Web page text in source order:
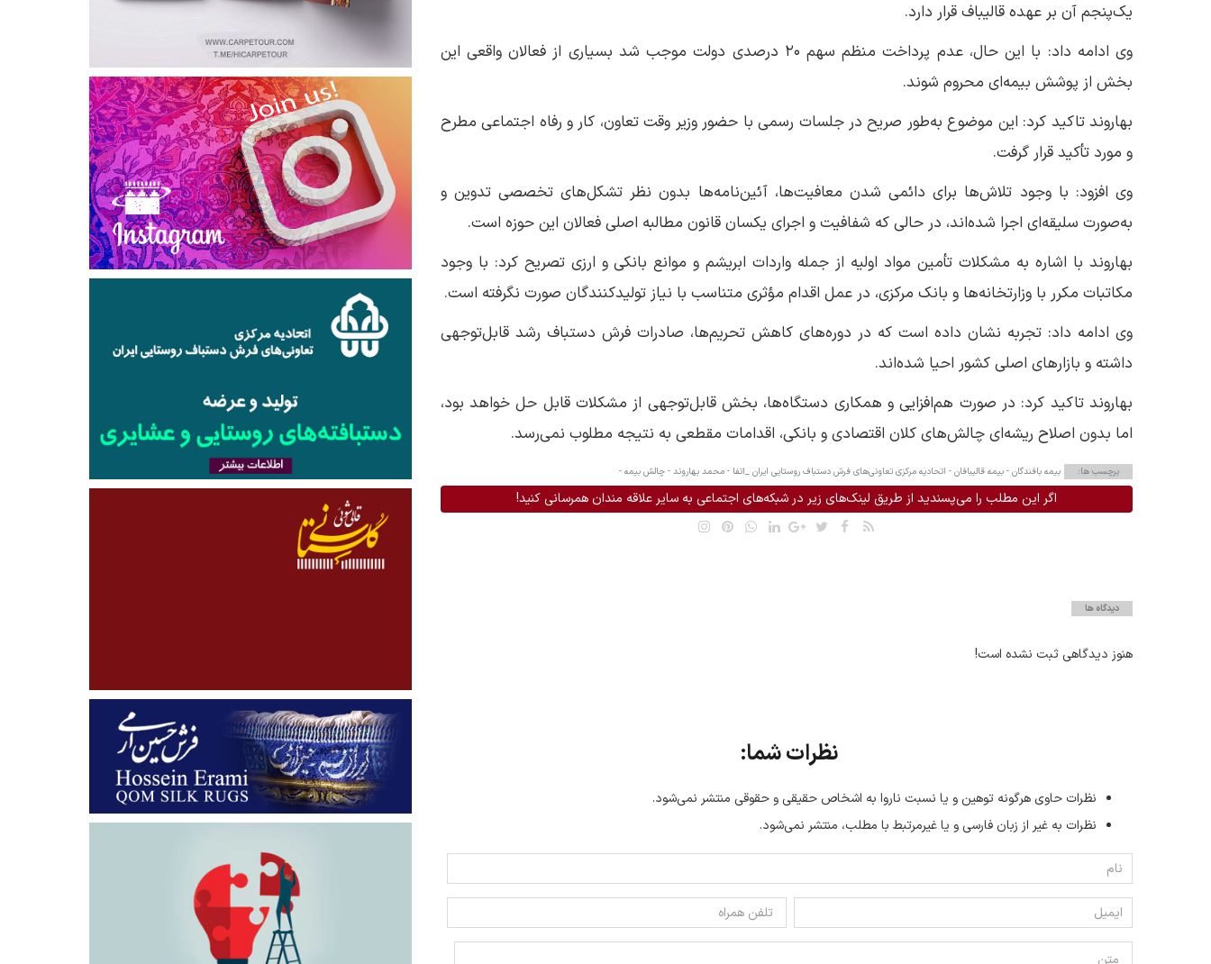
یک‌پنجم آن بر عهده قالیباف قرار دارد.
وی ادامه داد: با این حال، عدم پرداخت منظم سهم ۲۰ درصدی دولت موجب شد بسیاری از فعالان واقعی این
بخش از پوشش بیمه‌ای محروم شوند.
بهاروند تاکید کرد: این موضوع به‌طور صریح در جلسات رسمی با حضور وزیر وقت تعاون، کار و رفاه اجتماعی مطرح
و مورد تأکید قرار گرفت.
وی افزود: با وجود تلاش‌ها برای دائمی شدن معافیت‌ها، آئین‌نامه‌ها بدون نظر تشکل‌های تخصصی تدوین و
به‌صورت سلیقه‌ای اجرا شده‌اند، در حالی که شفافیت و اجرای یکسان قانون مطالبه اصلی فعالان این حوزه است.
بهاروند با اشاره به مشکلات تأمین مواد اولیه از جمله واردات ابریشم و موانع بانکی و ارزی تصریح کرد: با وجود
مکاتبات مکرر با وزارتخانه‌ها و بانک مرکزی، در عمل اقدام مؤثری متناسب با نیاز تولیدکنندگان صورت نگرفته است.
وی ادامه داد: تجربه نشان داده است که در دوره‌های کاهش تحریم‌ها، صادرات فرش دستباف رشد قابل‌توجهی
داشته و بازارهای اصلی کشور احیا شده‌اند.
بهاروند تاکید کرد: در صورت هم‌افزایی و همکاری دستگاه‌ها، بخش قابل‌توجهی از مشکلات قابل حل خواهد بود،
اما بدون اصلاح ریشه‌ای چالش‌های کلان اقتصادی و بانکی، اقدامات مقطعی به نتیجه مطلوب نمی‌رسد.
برچسب ها: بیمه بافندگان - بیمه قالیبافان - اتحادیه مرکزی تعاونی‌های فرش دستباف روستایی ایران _اتفا - محمد بهاروند - چالش بیمه -
اگر این مطلب را می‌پسندید از طریق لینک‌های زیر در شبکه‌های اجتماعی به سایر علاقه مندان همرسانی کنید!
دیدگاه ها
هنوز دیدگاهی ثبت نشده است!
نظرات شما:
نظرات حاوی هرگونه توهین و یا نسبت ناروا به اشخاص حقیقی و حقوقی منتشر نمی‌شود.
نظرات به غیر از زبان فارسی و یا غیر‌مرتبط با مطلب، منتشر نمی‌شود.